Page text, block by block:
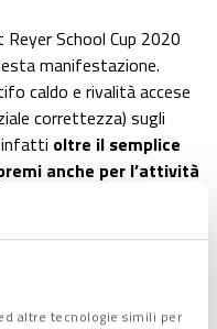
altre tecnologie simili per
School Cup 2020
manifestazione.
caldo e rivalità accese
correttezza) sugli
infatti oltre il semplice
anche per l’attività
parquet e agli atleti.